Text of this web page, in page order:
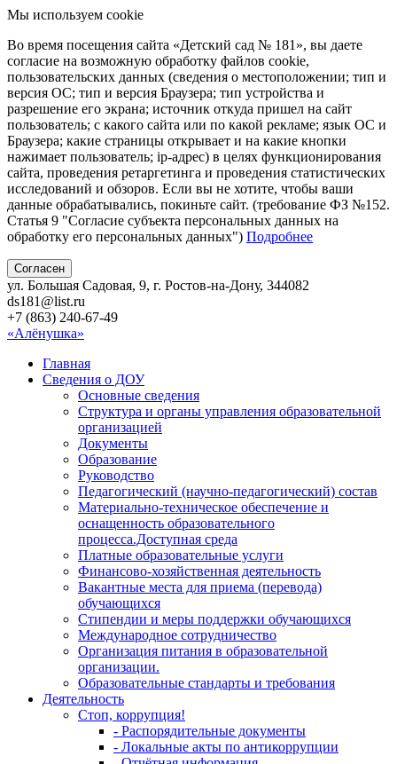
Мы используем cookie
Во время посещения сайта «Детский сад № 181», вы даете
согласие на возможную обработку файлов cookie,
пользовательских данных (сведения о местоположении; тип и
версия ОС; тип и версия Браузера; тип устройства и
разрешение его экрана; источник откуда пришел на сайт
пользователь; с какого сайта или по какой рекламе; язык ОС и
Браузера; какие страницы открывает и на какие кнопки
нажимает пользователь; ip-адрес) в целях функционирования
сайта, проведения ретаргетинга и проведения статистических
исследований и обзоров. Если вы не хотите, чтобы ваши
данные обрабатывались, покиньте сайт. (требование ФЗ №152.
Статья 9 "Согласие субъекта персональных данных на
обработку его персональных данных") Подробнее
Согласен
ул. Большая Садовая, 9, г. Ростов-на-Дону, 344082
ds181@list.ru
+7 (863) 240-67-49
«Алёнушка»
Главная
Сведения о ДОУ
Основные сведения
Структура и органы управления образовательной
организацией
Документы
Образование
Руководство
Педагогический (научно-педагогический) состав
Материально-техническое обеспечение и
оснащенность образовательного
процесса.Доступная среда
Платные образовательные услуги
Финансово-хозяйственная деятельность
Вакантные места для приема (перевода)
обучающихся
Стипендии и меры поддержки обучающихся
Международное сотрудничество
Организация питания в образовательной
организации.
Образовательные стандарты и требования
Деятельность
Стоп, коррупция!
- Распорядительные документы
- Локальные акты по антикоррупции